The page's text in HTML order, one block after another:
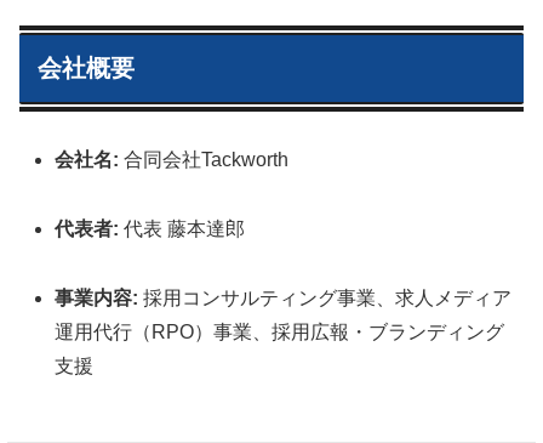
会社概要
会社名: 合同会社Tackworth
代表者: 代表 藤本達郎
事業内容: 採用コンサルティング事業、求人メディア
運用代行（RPO）事業、採用広報・ブランディング
支援